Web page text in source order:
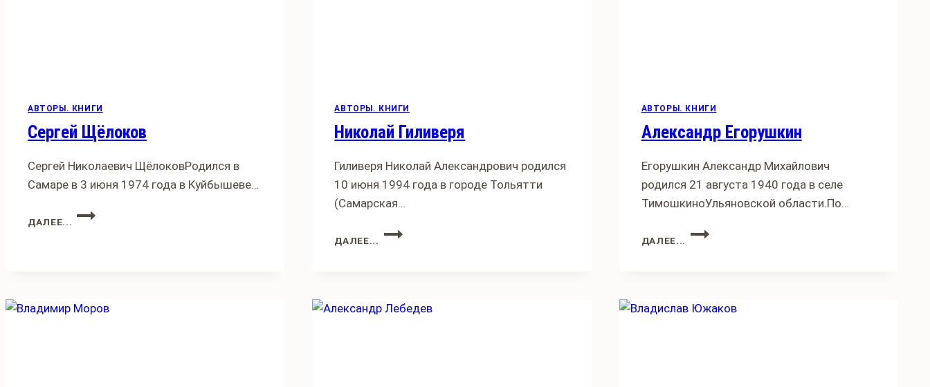
АВТОРЫ. КНИГИ
Сергей Щёлоков
Сергей Николаевич ЩёлоковРодился в
Самаре в 3 июня 1974 года в Куйбышеве…
ДАЛЕЕ...
СЕРГЕЙ
АВТОРЫ. КНИГИ
Николай Гиливеря
Гиливеря Николай Александрович родился
10 июня 1994 года в городе Тольятти
(Самарская…
ДАЛЕЕ...
НИКОЛАЙ
АВТОРЫ. КНИГИ
Александр Егорушкин
Егорушкин Александр Михайлович
родился 21 августа 1940 года в селе
ТимошкиноУльяновской области.По…
ДАЛЕЕ...
АЛЕКСАНДР